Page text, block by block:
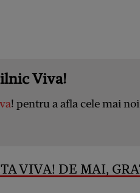
Viva!
! pentru a afla cele mai
VIVA! DE MAI,